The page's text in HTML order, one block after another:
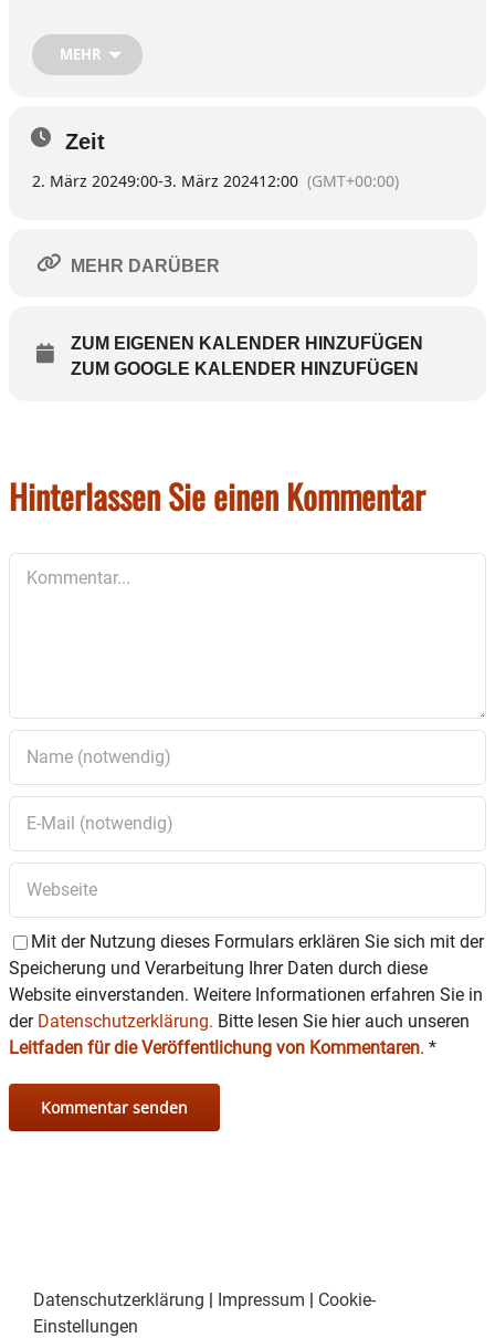
Veränderung. Lerne Deine Sinne bewusst zu
Lass den Druck frei
Arbeite mit und nicht gegen den Körper spüre,
Raum für Wiederherstellung und Energiefluss.
MEHR
Zeit
2. März 20249:00-3. März 202412:00 (GMT+00:00)
MEHR DARÜBER
ZUM EIGENEN KALENDER HINZUFÜGEN
ZUM GOOGLE KALENDER HINZUFÜGEN
Hinterlassen Sie einen Kommentar
Mit der Nutzung dieses Formulars erklären Sie sich mit der
Speicherung und Verarbeitung Ihrer Daten durch diese
Website einverstanden. Weitere Informationen erfahren Sie in
der Datenschutzerklärung. Bitte lesen Sie hier auch unseren
Leitfaden für die Veröffentlichung von Kommentaren. *
Datenschutzerklärung | Impressum | Cookie-
Einstellungen